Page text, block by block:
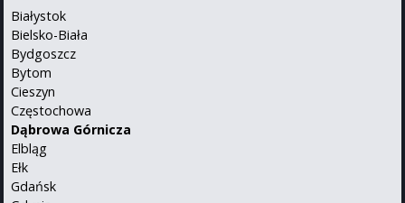
Białystok
Bielsko-Biała
Bydgoszcz
Bytom
Cieszyn
Częstochowa
Dąbrowa Górnicza
Elbląg
Ełk
Gdańsk